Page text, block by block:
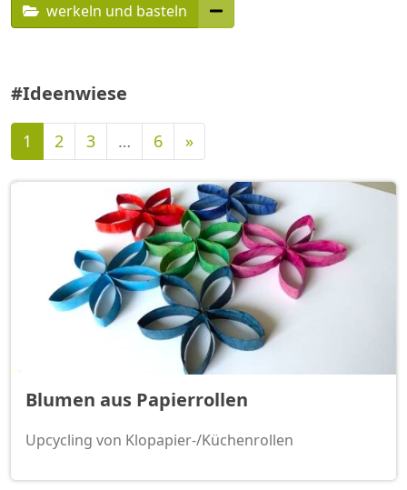
werkeln und basteln
#Ideenwiese
1 2 3 … 6 »Nächste
Blumen aus Papierrollen
Upcycling von Klopapier-/Küchenrollen